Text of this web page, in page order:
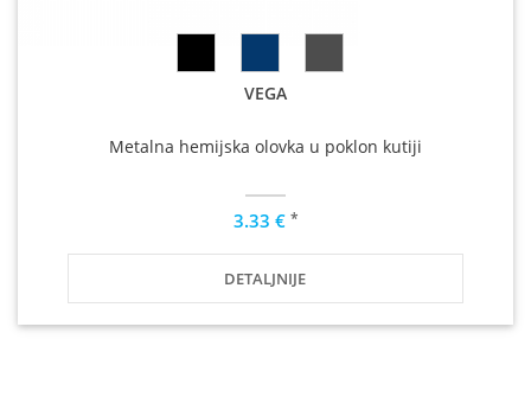
VEGA
Metalna hemijska olovka u poklon kutiji
3.33 € *
DETALJNIJE